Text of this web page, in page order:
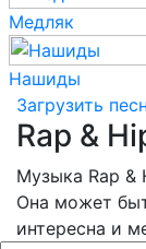
Медляк
Нашиды
Загрузить
Rap &
Музыка Rap &
Она может
интересна и